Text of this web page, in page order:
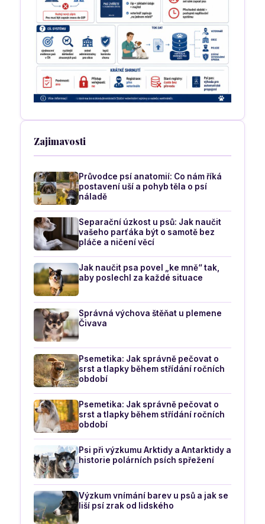
Zajimavosti
Průvodce psí anatomií: Co nám říká
postavení uší a pohyb těla o psí
náladě
Separační úzkost u psů: Jak naučit
vašeho parťáka být o samotě bez
pláče a ničení věcí
Jak naučit psa povel „ke mně“ tak,
aby poslechl za každé situace
Správná výchova štěňat u plemene
Čivava
Psemetika: Jak správně pečovat o
srst a tlapky během střídání ročních
období
Psemetika: Jak správně pečovat o
srst a tlapky během střídání ročních
období
Psi při výzkumu Arktidy a Antarktidy a
historie polárních psích spřežení
Výzkum vnímání barev u psů a jak se
liší psí zrak od lidského